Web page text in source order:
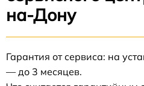
на-Дону
Гарантия от сервиса: на
— до 3 месяцев.